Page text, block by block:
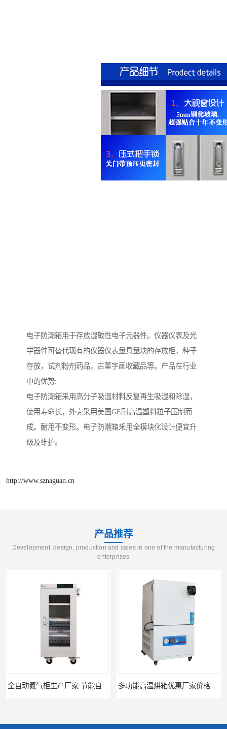
电子防潮箱用于存放湿敏性电子元器件。仪器仪表及光
学器件可替代现有的仪器仪表量具量块的存放柜，种子
存放，试剂粉剂药品，古董字画收藏品等。产品在行业
中的优势:
电子防潮箱釆用高分子吸温材料反复再生吸湿和除湿，
使用寿命长，外壳采用美国GE耐高温塑料粒子压制而
成。耐用不变形。电子防潮箱釆用全模块化设计便宜升
级及维护。
http://www.sznaguan.cn
产品推荐
Development, design, production and sales in one of the manufacturing
enterprises
全自动氮气柜生产厂家 节能自制氮气柜优质供应 多功能高温烘箱优惠厂家价格 高温干燥箱供应直销